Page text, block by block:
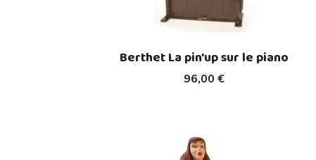
96,00 €
Berthet La pin'up sur le piano